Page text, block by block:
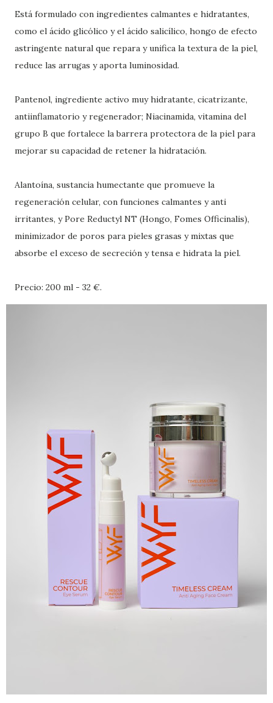
Está formulado con ingredientes calmantes e hidratantes,
como el ácido glicólico y el ácido salicílico, hongo de efecto
astringente natural que repara y unifica la textura de la piel,
reduce las arrugas y aporta luminosidad.
Pantenol, ingrediente activo muy hidratante, cicatrizante,
antiinflamatorio y regenerador; Niacinamida, vitamina del
grupo B que fortalece la barrera protectora de la piel para
mejorar su capacidad de retener la hidratación.
Alantoína, sustancia humectante que promueve la
regeneración celular, con funciones calmantes y anti
irritantes, y Pore Reductyl NT (Hongo, Fomes Officinalis),
minimizador de poros para pieles grasas y mixtas que
absorbe el exceso de secreción y tensa e hidrata la piel.
Precio: 200 ml - 32 €.